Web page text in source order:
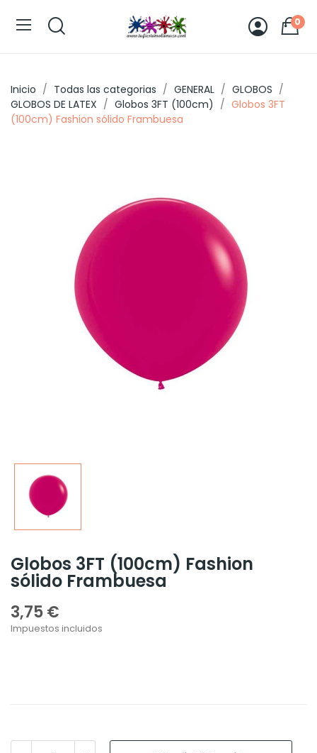
0
Inicio Todas las categorias GENERAL
GLOBOS
GLOBOS DE LATEX
Globos 3FT (100cm)
Globos 3FT
(100cm) Fashion sólido Frambuesa
Globos 3FT (100cm) Fashion
sólido Frambuesa
3,75 €
Impuestos incluidos